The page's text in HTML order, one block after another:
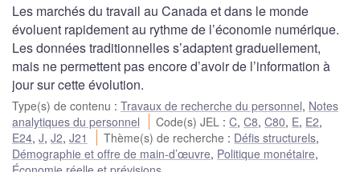
Les marchés du travail au Canada et dans le monde
évoluent rapidement au rythme de l’économie numérique.
Les données traditionnelles s’adaptent graduellement,
mais ne permettent pas encore d’avoir de l’information à
jour sur cette évolution.
Type(s) de contenu : Travaux de recherche du personnel, Notes
analytiques du personnel
Code(s) JEL :C,C8,C80, E, E2,
E24, J, J2, J21 Thème(s) de recherche : Défis structurels,
Démographie et offre de main-d’œuvre, Politique monétaire,